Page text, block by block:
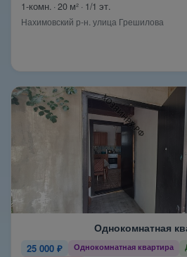
1-комн. · 20 м² · 1/1 эт.
Нахимовский р-н. улица Грешилова
Однокомнатная
25 000 ₽ Однокомнатная квартира